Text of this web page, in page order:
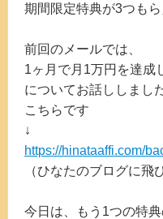
期間限定特典が3つも
前回のメールでは、
1ヶ月で月1万円を達成
についてお話ししまし
こちらです
↓
https://hinataaffi.com/
（ひなたのブログに飛
今日は、もう1つの特典